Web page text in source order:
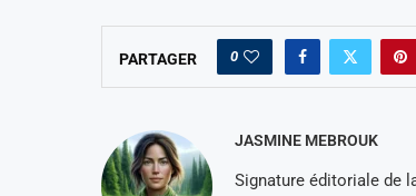
PARTAGER 0
JASMINE MEBROUK
Signature éditoriale de